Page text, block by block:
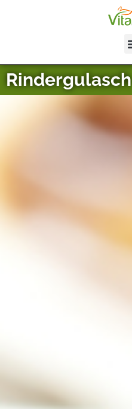
Rindergulasch